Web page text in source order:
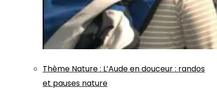
Thème Nature: L’Aude en douceur : randos
et pauses nature